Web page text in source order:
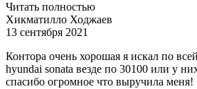
Читать полностью
Хикматилло Ходжаев
13 сентября 2021
Контора очень хорошая я искал по
hyundai sonata везде по 30100 или у
спасибо огромное что выручила меня!